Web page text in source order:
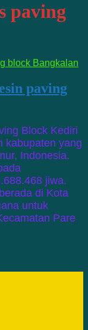
paving
paving
Block Kediri
kabupaten yang
Indonesia.
jiwa.
di Kota
untuk
Pare